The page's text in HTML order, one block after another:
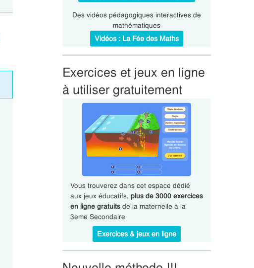
Des vidéos pédagogiques interactives de
mathématiques
Vidéos : La Fée des Maths
Exercices et jeux en ligne
à utiliser gratuitement
Vous trouverez dans cet espace dédié
aux jeux éducatifs, plus de 3000 exercices
en ligne gratuitsde la maternelle à la
3eme Secondaire
Exercices & jeux en ligne